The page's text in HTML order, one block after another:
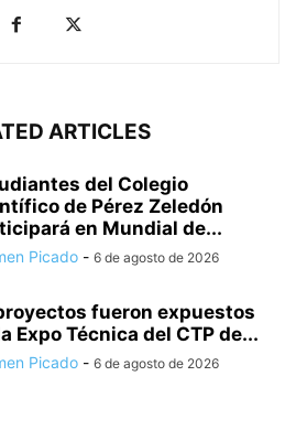
ARTICLES
del Colegio
de Pérez Zeledón
en Mundial de...
Picado - 6 de agosto de 2026
fueron expuestos
Expo Técnica del CTP de...
Picado - 6 de agosto de 2026